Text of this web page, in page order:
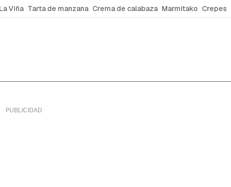
Viña Tarta de manzana Crema de calabaza Marmitako Crepes